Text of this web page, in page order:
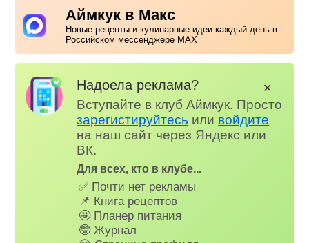
Аймкук в Макс
Новые рецепты и кулинарные идеи каждый день в
Российском мессенджере MAX
Надоела реклама?
Вступайте в клуб Аймкук. Просто
зарегистируйтесь или войдите
на наш сайт через Яндекс или
ВК.
Для всех, кто в клубе...
✅ Почти нет рекламы
📌 Книга рецептов
🤩 Планер питания
🤓 Журнал
✕